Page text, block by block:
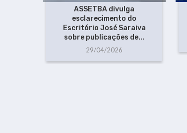
ASSETBA divulga
esclarecimento do
Escritório José Saraiva
sobre publicações de...
29/04/2026